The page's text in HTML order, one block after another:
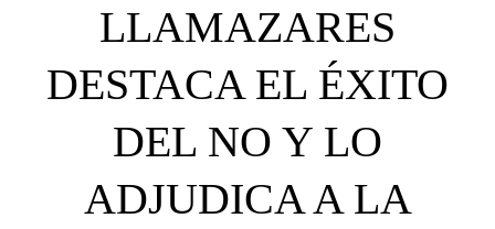
LLAMAZARES
DESTACA EL ÉXITO
DEL NO Y LO
ADJUDICA A LA